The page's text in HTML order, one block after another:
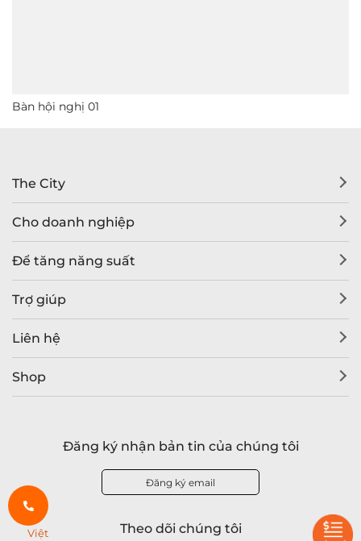
Bàn hội nghị 01
The City
Cho doanh nghiệp
Để tăng năng suất
Trợ giúp
Liên hệ
Shop
Đăng ký nhận bản tin của chúng tôi
Đăng ký email
Theo dõi chúng tôi
Việt